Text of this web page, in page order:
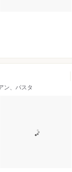
ン、パスタ